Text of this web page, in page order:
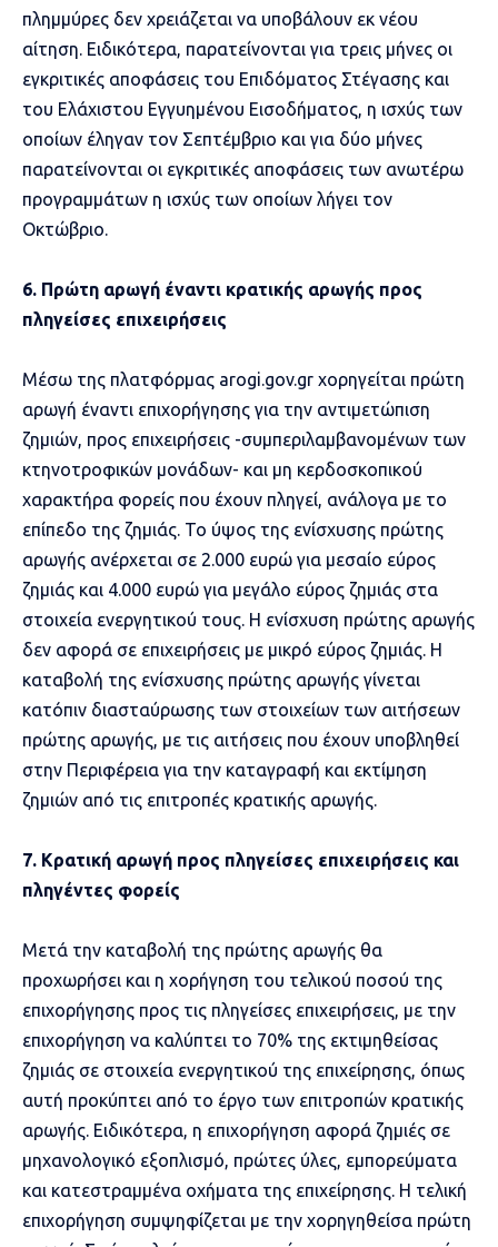
πλημμύρες δεν χρειάζεται να υποβάλουν εκ νέου
αίτηση. Ειδικότερα, παρατείνονται για τρεις μήνες οι
εγκριτικές αποφάσεις του Επιδόματος Στέγασης και
του Ελάχιστου Εγγυημένου Εισοδήματος, η ισχύς των
οποίων έληγαν τον Σεπτέμβριο και για δύο μήνες
παρατείνονται οι εγκριτικές αποφάσεις των ανωτέρω
προγραμμάτων η ισχύς των οποίων λήγει τον
Οκτώβριο.
6. Πρώτη αρωγή έναντι κρατικής αρωγής προς
πληγείσες επιχειρήσεις
Μέσω της πλατφόρμας arogi.gov.gr χορηγείται πρώτη
αρωγή έναντι επιχορήγησης για την αντιμετώπιση
ζημιών, προς επιχειρήσεις -συμπεριλαμβανομένων των
κτηνοτροφικών μονάδων- και μη κερδοσκοπικού
χαρακτήρα φορείς που έχουν πληγεί, ανάλογα με το
επίπεδο της ζημιάς. Το ύψος της ενίσχυσης πρώτης
αρωγής ανέρχεται σε 2.000 ευρώ για μεσαίο εύρος
ζημιάς και 4.000 ευρώ για μεγάλο εύρος ζημιάς στα
στοιχεία ενεργητικού τους. Η ενίσχυση πρώτης αρωγής
δεν αφορά σε επιχειρήσεις με μικρό εύρος ζημιάς. Η
καταβολή της ενίσχυσης πρώτης αρωγής γίνεται
κατόπιν διασταύρωσης των στοιχείων των αιτήσεων
πρώτης αρωγής, με τις αιτήσεις που έχουν υποβληθεί
στην Περιφέρεια για την καταγραφή και εκτίμηση
ζημιών από τις επιτροπές κρατικής αρωγής.
7. Κρατική αρωγή προς πληγείσες επιχειρήσεις και
πληγέντες φορείς
Μετά την καταβολή της πρώτης αρωγής θα
προχωρήσει και η χορήγηση του τελικού ποσού της
επιχορήγησης προς τις πληγείσες επιχειρήσεις, με την
επιχορήγηση να καλύπτει το 70% της εκτιμηθείσας
ζημιάς σε στοιχεία ενεργητικού της επιχείρησης, όπως
αυτή προκύπτει από το έργο των επιτροπών κρατικής
αρωγής. Ειδικότερα, η επιχορήγηση αφορά ζημιές σε
μηχανολογικό εξοπλισμό, πρώτες ύλες, εμπορεύματα
και κατεστραμμένα οχήματα της επιχείρησης. Η τελική
επιχορήγηση συμψηφίζεται με την χορηγηθείσα πρώτη